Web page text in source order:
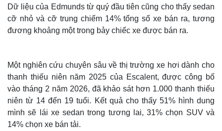
Dữ liệu của Edmunds từ quý đầu tiên cũng cho thấy sedan
cỡ nhỏ và cỡ trung chiếm 14% tổng số xe bán ra, tương
đương khoảng một trong bảy chiếc xe được bán ra.
Một nghiên cứu chuyên sâu về thị trường xe hơi dành cho
thanh thiếu niên năm 2025 của Escalent, được công bố
vào tháng 2 năm 2026, đã khảo sát hơn 1.000 thanh thiếu
niên từ 14 đến 19 tuổi. Kết quả cho thấy 51% hình dung
mình sẽ lái xe sedan trong tương lai, 31% chọn SUV và
14% chọn xe bán tải.